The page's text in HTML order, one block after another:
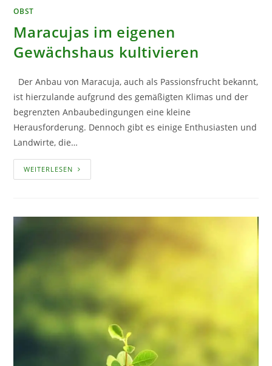
OBST
Maracujas im eigenen
Gewächshaus kultivieren
Der Anbau von Maracuja, auch als Passionsfrucht bekannt,
ist hierzulande aufgrund des gemäßigten Klimas und der
begrenzten Anbaubedingungen eine kleine
Herausforderung. Dennoch gibt es einige Enthusiasten und
Landwirte, die…
WEITERLESEN MARACUJAS
IM